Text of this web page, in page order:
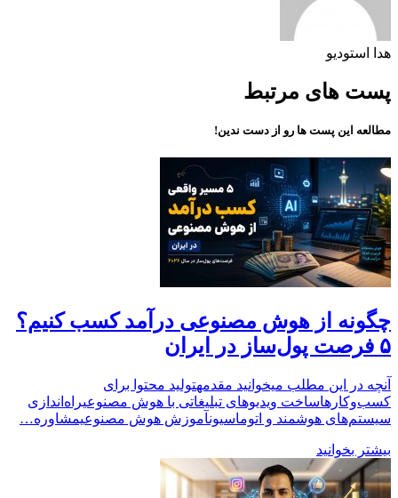
هدا استودیو
پست های مرتبط
مطالعه این پست ها رو از دست ندین!
چگونه از هوش مصنوعی درآمد کسب کنیم؟
۵ فرصت پول‌ساز در ایران
آنچه در این مطلب میخوانید مقدمهتولید محتوا برای
کسب‌وکارهاساخت ویدیوهای تبلیغاتی با هوش مصنوعیراه‌اندازی
سیستم‌های هوشمند و اتوماسیونآموزش هوش مصنوعیمشاوره…
بیشتر بخوانید